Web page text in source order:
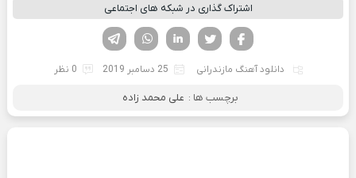
اشتراک گذاری در شبکه های اجتماعی
لینکدین تویتر
فیسوک
دانلود آهنگ مازندرانی 25 دسامبر 2019 0 نظر
برچسب ها : علی محمد زاده